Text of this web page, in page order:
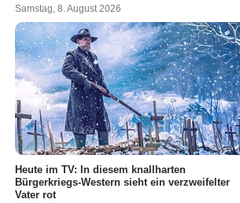
Samstag, 8. August 2026
Heute im TV: In diesem knallharten
Bürgerkriegs-Western sieht ein verzweifelter
Vater rot